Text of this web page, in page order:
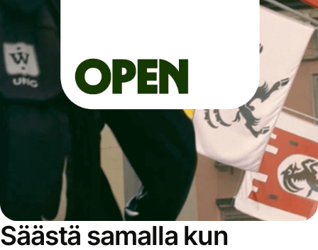
Säästä samalla kun